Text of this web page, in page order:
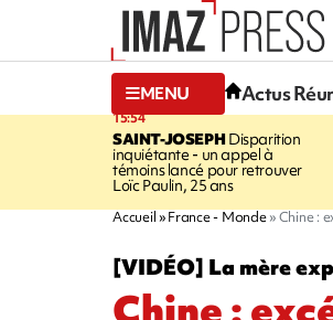
MENU Actus
15:54
SAINT-JOSEPHDisparition
inquiétante - un appel à
témoins lancé pour retrouver
Loïc Paulin, 25 ans
Accueil France - Monde Chine :
[VIDÉO] La mère